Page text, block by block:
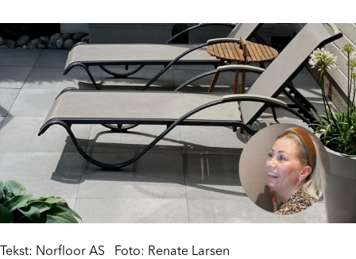
Favoritter (0)
Min side
Logg inn